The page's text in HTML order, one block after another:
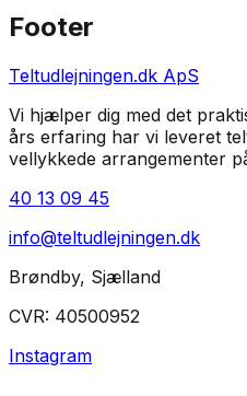
Footer
Teltudlejningen.dk ApS
Vi hjælper dig med det
års erfaring har vi leveret
vellykkede arrangementer
40 13 09 45
info@teltudlejningen.dk
Brøndby, Sjælland
CVR: 40500952
Instagram